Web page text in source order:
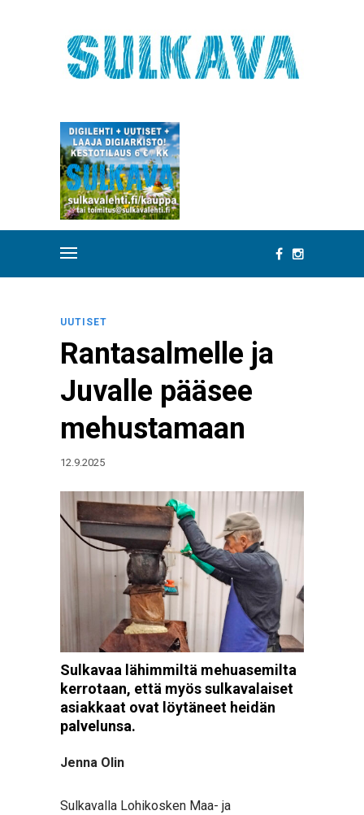
UUTISET
Rantasalmelle ja
Juvalle pääsee
mehustamaan
12.9.2025
Sulkavaa lähimmiltä mehuasemilta
kerrotaan, että myös sulkavalaiset
asiakkaat ovat löytäneet heidän
palvelunsa.
Jenna Olin
Sulkavalla Lohikosken Maa- ja